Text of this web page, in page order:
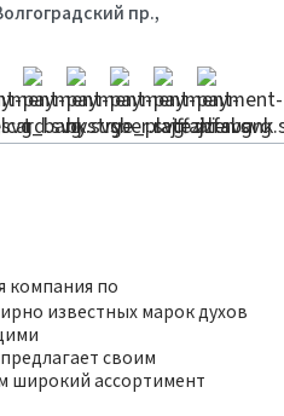
пр.,
компания по
известных марок духов
своим
широкий ассортимент